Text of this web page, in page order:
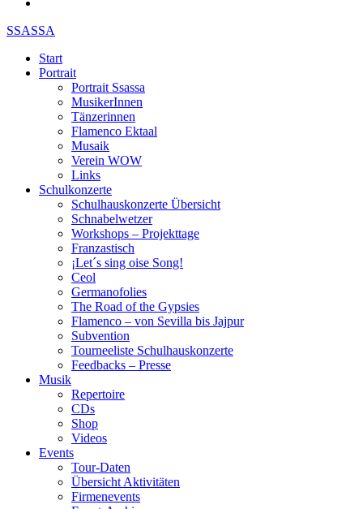
SSASSA
Start
Portrait
Portrait Ssassa
MusikerInnen
Tänzerinnen
Flamenco Ektaal
Musaik
Verein WOW
Links
Schulkonzerte
Schulhauskonzerte Übersicht
Schnabelwetzer
Workshops – Projekttage
Franzastisch
¡Let´s sing oise Song!
Ceol
Germanofolies
The Road of the Gypsies
Flamenco – von Sevilla bis Jajpur
Subvention
Tourneeliste Schulhauskonzerte
Feedbacks – Presse
Musik
Repertoire
CDs
Shop
Videos
Events
Tour-Daten
Übersicht Aktivitäten
Firmenevents